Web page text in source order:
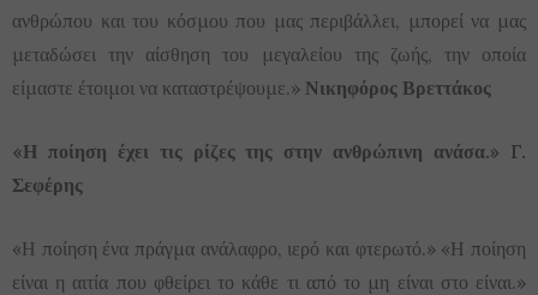
ανθρώπου και του κόσμου που μας περιβάλλει, μπορεί να μας
μεταδώσει την αίσθηση του μεγαλείου της ζωής, την οποία
είμαστε έτοιμοι να καταστρέψουμε.» Νικηφόρος Βρεττάκος
«Η ποίηση έχει τις ρίζες της στην ανθρώπινη ανάσα.» Γ.
Σεφέρης
«Η ποίηση ένα πράγμα ανάλαφρο, ιερό και φτερωτό.» «Η ποίηση
είναι η αιτία που φθείρει το κάθε τι από το μη είναι στο είναι.»